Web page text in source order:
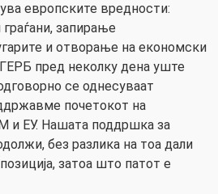
европските вредности:
запирање
и отворање на економски
пред неколку дена уште
се однесуваат
почетокот на
и ЕУ. Нашата поддршка за
без разлика на тоа дали
затоа што патот е